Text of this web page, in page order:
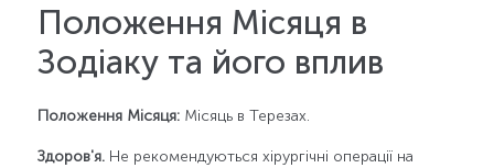
Положення Місяця в
Зодіаку та його вплив
Положення Місяця:Місяць в Терезах.
Здоров'я.Не рекомендуються хірургічні операції на